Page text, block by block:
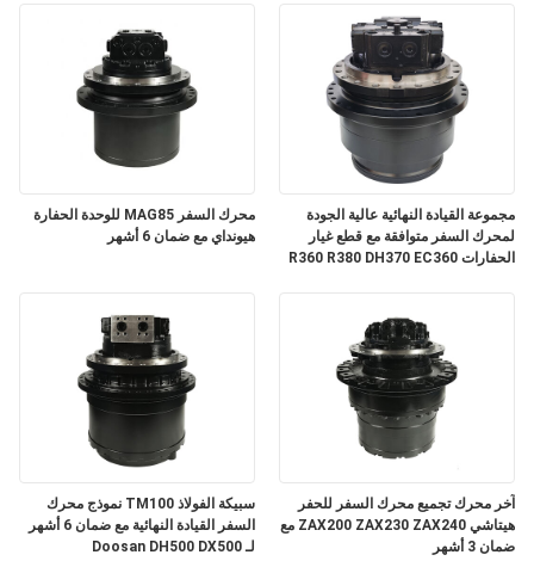
محرك السفر MAG85 للوحدة الحفارة
هيونداي مع ضمان 6 أشهر
مجموعة القيادة النهائية عالية الجودة
لمحرك السفر متوافقة مع قطع غيار
الحفارات R360 R380 DH370 EC360
سبيكة الفولاذ TM100 نموذج محرك
السفر القيادة النهائية مع ضمان 6 أشهر
لـ Doosan DH500 DX500
آخر محرك تجميع محرك السفر للحفر
هيتاشي ZAX200 ZAX230 ZAX240 مع
ضمان 3 أشهر